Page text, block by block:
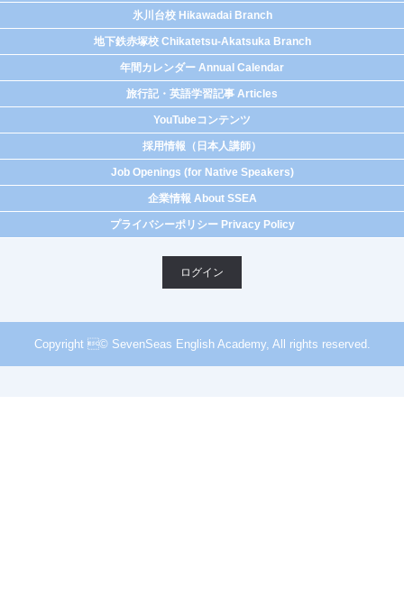
氷川台校 Hikawadai Branch
地下鉄赤塚校 Chikatetsu-Akatsuka Branch
年間カレンダー Annual Calendar
旅行記・英語学習記事 Articles
YouTubeコンテンツ
採用情報（日本人講師）
Job Openings (for Native Speakers)
企業情報 About SSEA
プライバシーポリシー Privacy Policy
ログイン
Copyright © SevenSeas English Academy, All rights reserved.